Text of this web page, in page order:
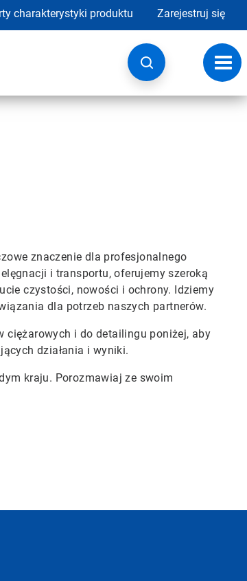
charakterystyki produktu Zarejestruj się
znaczenie dla profesjonalnego
i transportu, oferujemy szeroką
czystości, nowości i ochrony. Idziemy
dla potrzeb naszych partnerów.
ciężarowych i do detailingu poniżej, aby
działania i wyniki.
kraju. Porozmawiaj ze swoim